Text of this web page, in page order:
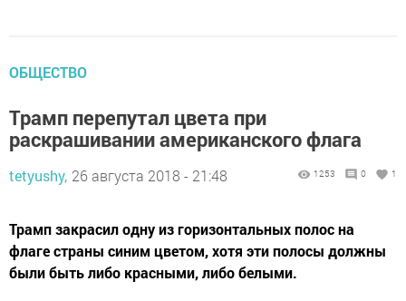
ОБЩЕСТВО
Трамп перепутал цвета при
раскрашивании американского флага
tetyushy, 26 августа 2018 - 21:48 1253 0 1
Трамп закрасил одну из горизонтальных полос на
флаге страны синим цветом, хотя эти полосы должны
были быть либо красными, либо белыми.